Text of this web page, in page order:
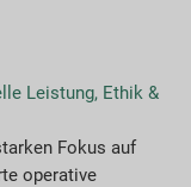
Leistung, Ethik &
Fokus auf
operative